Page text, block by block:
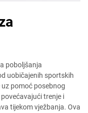
poboljšanja
uobičajenih sportskih
pomoć posebnog
trenje i
tijekom vježbanja. Ova